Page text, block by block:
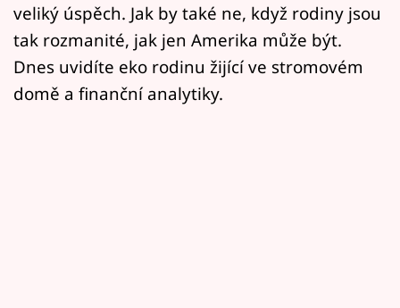
Přihlášení
Sledujte nás
veliký úspěch. Jak by také ne, když rodiny jsou
tak rozmanité, jak jen Amerika může být.
Dnes uvidíte eko rodinu žijící ve stromovém
domě a finanční analytiky.